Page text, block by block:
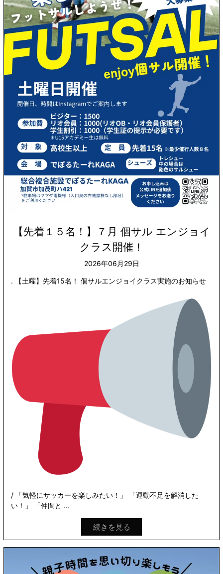
【先着１５名！】７月 個サル エンジョイ
クラス開催！
2026年06月29日
. 【土曜】先着15名！ 個サルエンジョイクラス実施のお知らせ
/ 「気軽にサッカーを楽しみたい！」 「運動不足を解消した
い！」 「仲間と ...
続きを見る